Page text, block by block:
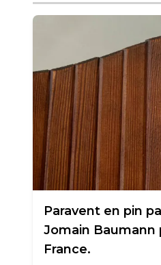
Paravent en pin
Jomain Baumann
France.